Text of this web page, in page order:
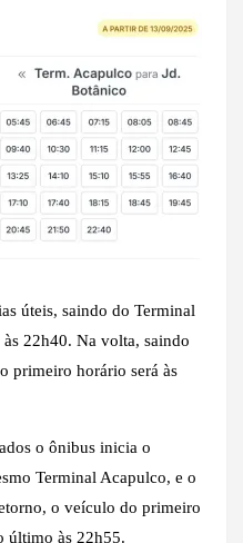
úteis, saindo do Terminal
22h40. Na volta, saindo
primeiro horário será às
o ônibus inicia o
Terminal Acapulco, e o
o veículo do primeiro
último às 22h55.